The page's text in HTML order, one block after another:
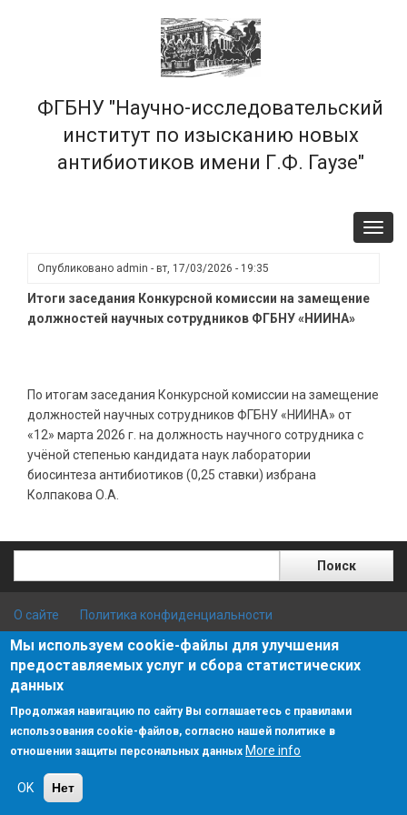
ФГБНУ "Научно-исследовательский
институт по изысканию новых
антибиотиков имени Г.Ф. Гаузе"
Опубликовано admin - вт, 17/03/2026 - 19:35
Итоги заседания Конкурсной комиссии на замещение
должностей научных сотрудников ФГБНУ «НИИНА»
По итогам заседания Конкурсной комиссии на замещение
должностей научных сотрудников ФГБНУ «НИИНА» от
«12» марта 2026 г. на должность научного сотрудника с
учёной степенью кандидата наук лаборатории
биосинтеза антибиотиков (0,25 ставки) избрана
Колпакова О.А.
О сайте Политика конфиденциальности
© 2018 - 2025 ФГБНУ НИИНА им. Г.Ф. Гаузе
Мы используем cookie-файлы для улучшения
предоставляемых услуг и сбора статистических
данных
Продолжая навигацию по сайту Вы соглашаетесь с правилами
использования cookie-файлов, согласно нашей политике в
отношении защиты персональных данных More info
OK Нет